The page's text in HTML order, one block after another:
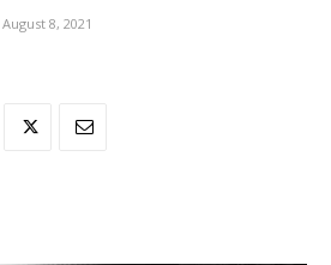
August 8, 2021